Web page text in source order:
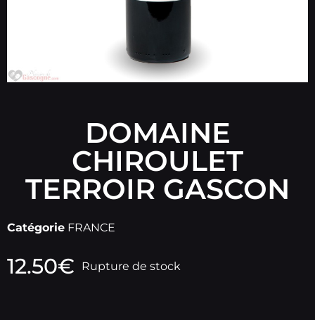
DOMAINE
CHIROULET
TERROIR GASCON
Catégorie FRANCE
12.50€ Rupture de stock